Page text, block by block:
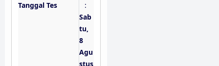
Tanggal Tes
:
Sab
tu,
8
Agu
stus